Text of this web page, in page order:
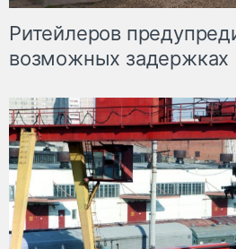
Ритейлеров
возможных задержках